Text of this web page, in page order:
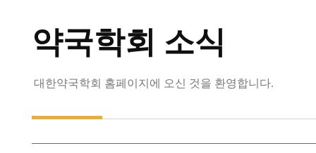
약국학회 소식
대한약국학회 홈페이지에 오신 것을 환영합니다.